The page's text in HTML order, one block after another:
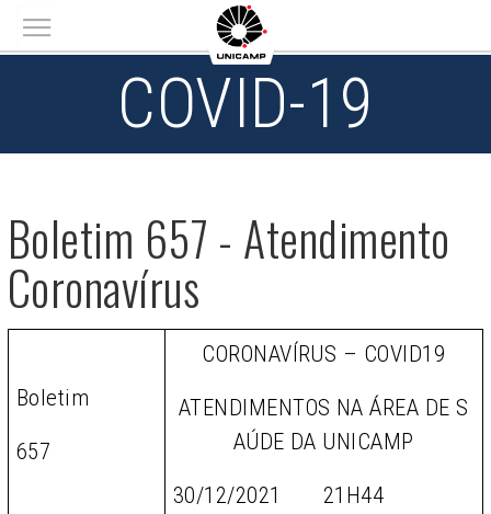
Main menu
COVID-19
Boletim 657 - Atendimento
Coronavírus
Boletim
657
CORONAVÍRUS – COVID19
ATENDIMENTOS NA ÁREA DE S
AÚDE DA UNICAMP
30/12/2021 21H44